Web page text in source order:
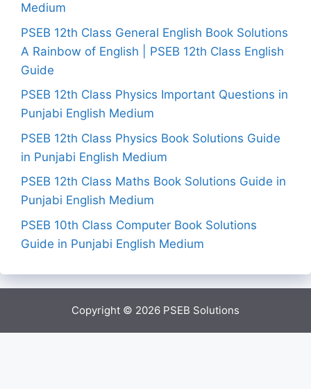
Medium
PSEB 12th Class General English Book Solutions
A Rainbow of English | PSEB 12th Class English
Guide
PSEB 12th Class Physics Important Questions in
Punjabi English Medium
PSEB 12th Class Physics Book Solutions Guide
in Punjabi English Medium
PSEB 12th Class Maths Book Solutions Guide in
Punjabi English Medium
PSEB 10th Class Computer Book Solutions
Guide in Punjabi English Medium
Copyright © 2026 PSEB Solutions